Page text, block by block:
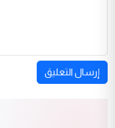
إرسال التعليق